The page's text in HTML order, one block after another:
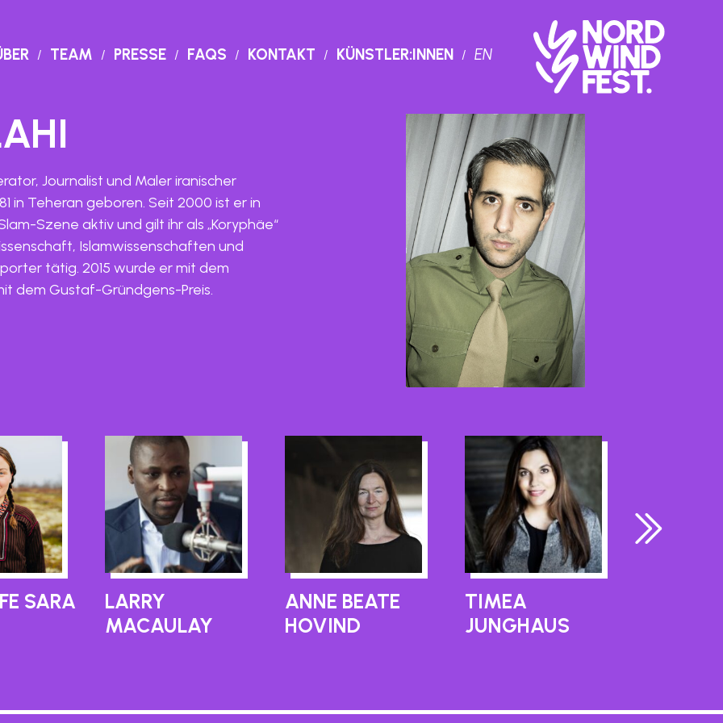
TEAM PRESSE FAQS KONTAKT KÜNSTLER:INNEN EN
Journalist und Maler iranischer
in Teheran geboren. Seit 2000 ist er in
Szene aktiv und gilt ihr als „Koryphäe“
Islamwissenschaften und
tätig. 2015 wurde er mit dem
dem Gustaf-Gründgens-Preis.
SARA
LARRY
MACAULAY
ANNE BEATE
HOVIND
TIMEA
JUNGHAUS